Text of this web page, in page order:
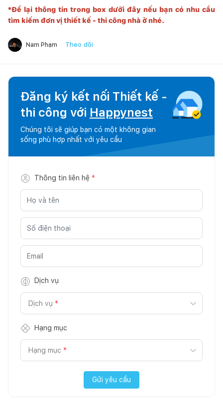
*Để lại thông tin trong box dưới đây nếu bạn có nhu cầu
tìm kiếm đơn vị thiết kế - thi công nhà ở nhé.
Nam Phạm Theo dõi
Đăng ký kết nối Thiết kế -
thi công với Happynest
Chúng tôi sẽ giúp bạn có một không gian
sống phù hợp nhất với yêu cầu
Thông tin liên hệ *
Dịch vụ
Dịch vụ *
Hạng mục
Hạng mục *
Gửi yêu cầu